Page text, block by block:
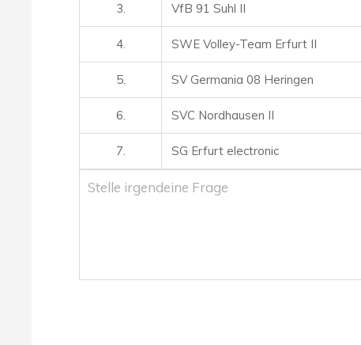
3. VfB 91 Suhl II
4. SWE Volley-Team Erfurt II
5. SV Germania 08 Heringen
6. SVC Nordhausen II
7. SG Erfurt electronic